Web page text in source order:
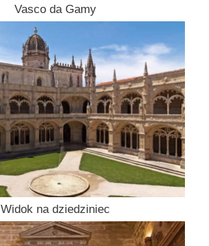
Vasco da Gamy
Widok na dziedziniec